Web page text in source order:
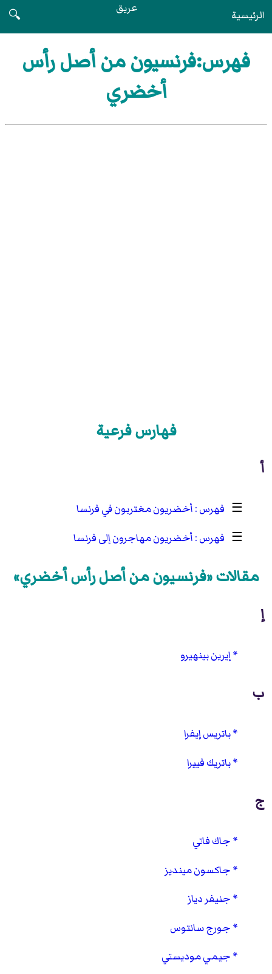
الرئيسية عريق
🔍
فهرس:فرنسيون من أصل رأس
أخضري
فهارس فرعية
أ
☰
أخضريون مغتربون في فرنسا
☰
أخضريون مهاجرون إلى فرنسا
مقالات «فرنسيون من أصل رأس أخضري»
إ
إيرين بينهيرو
ب
باتريس إيفرا
باتريك فييرا
ج
جاك فاتي
جاكسون مينديز
جنيفر دياز
جورج سانتوس
جيمي موديستي